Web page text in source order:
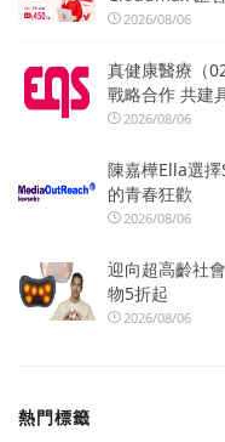
2026/08/06
真健康醫療（
戰略合作 共建
2026/08/06
陳嘉樺Ella選
的青春狂歡
2026/08/06
迎向超高齡社
物5折起
2026/08/06
熱門標籤